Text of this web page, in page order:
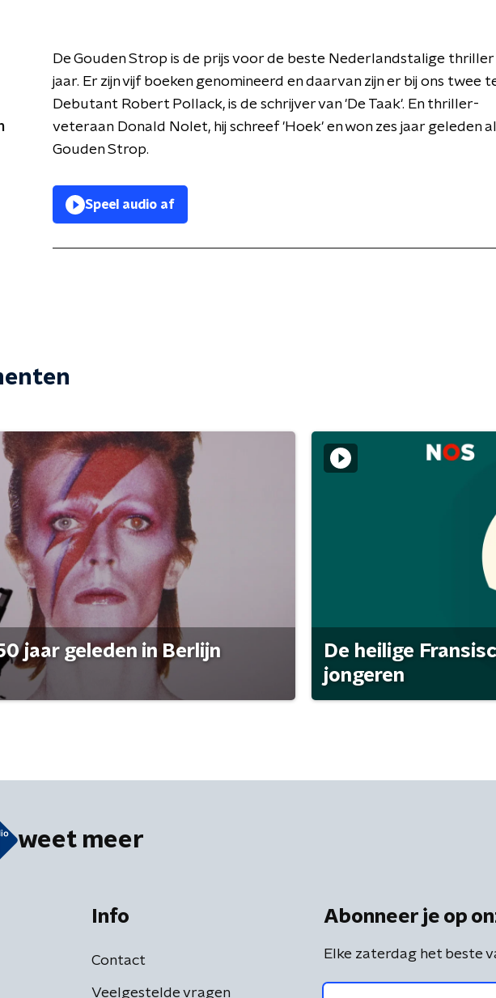
De Gouden Strop is de prijs voor de beste Nederlandstalige thriller
jaar. Er zijn vijf boeken genomineerd en daarvan zijn er bij ons twee
Debutant Robert Pollack, is de schrijver van 'De Taak'. En thriller-
veteraan Donald Nolet, hij schreef 'Hoek' en won zes jaar geleden
Gouden Strop.
Speel audio af
jaar geleden in Berlijn
De heilige
jongeren
weet meer
Info
Contact
Veelgestelde vragen
Abonneer je op
Elke zaterdag het beste